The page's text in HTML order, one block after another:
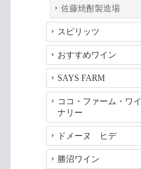
佐藤焼酎製造場
スピリッツ
おすすめワイン
SAYS FARM
ココ・ファーム・ワイ
ナリー
ドメーヌ ヒデ
勝沼ワイン